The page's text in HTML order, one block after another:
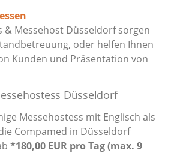
& Messehost Düsseldorf sorgen
oder helfen Ihnen
Kunden und Präsentation von
Düsseldorf
Messehostess mit Englisch als
Compamed in Düsseldorf
*180,00 EUR pro Tag (max. 9